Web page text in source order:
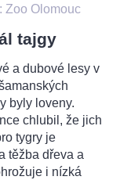
Zoo Olomouc
tajgy
a dubové lesy v
byly loveny.
chlubil, že jich
tygry je
těžba dřeva a
i nízká